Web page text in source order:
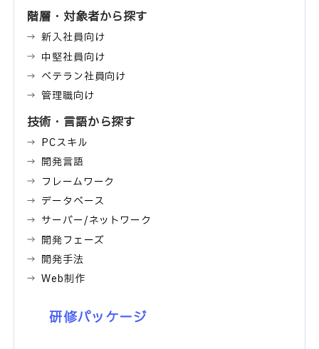
階層・対象者から探す
新入社員向け
中堅社員向け
ベテラン社員向け
管理職向け
技術・言語から探す
PCスキル
開発言語
フレームワーク
データベース
サーバー/ネットワーク
開発フェーズ
開発手法
Web制作
研修パッケージ